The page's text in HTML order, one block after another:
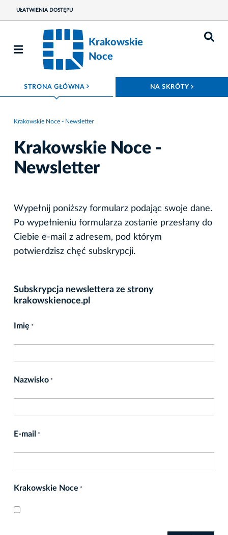
UŁATWIENIA DOSTĘPU
Krakowskie
Noce
STRONA GŁÓWNA ROZWIŃ MENU NA SKRÓTY
Krakowskie Noce - Newsletter
Krakowskie Noce -
Newsletter
Wypełnij poniższy formularz podając swoje dane.
Po wypełnieniu formularza zostanie przesłany do
Ciebie e-mail z adresem, pod którym
potwierdzisz chęć subskrypcji.
Subskrypcja newslettera ze strony
krakowskienoce.pl
Imię *
Nazwisko *
E-mail *
Krakowskie Noce *